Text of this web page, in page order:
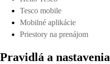
Tesco mobile
Mobilné aplikácie
Priestory na prenájom
Pravidlá a nastavenia